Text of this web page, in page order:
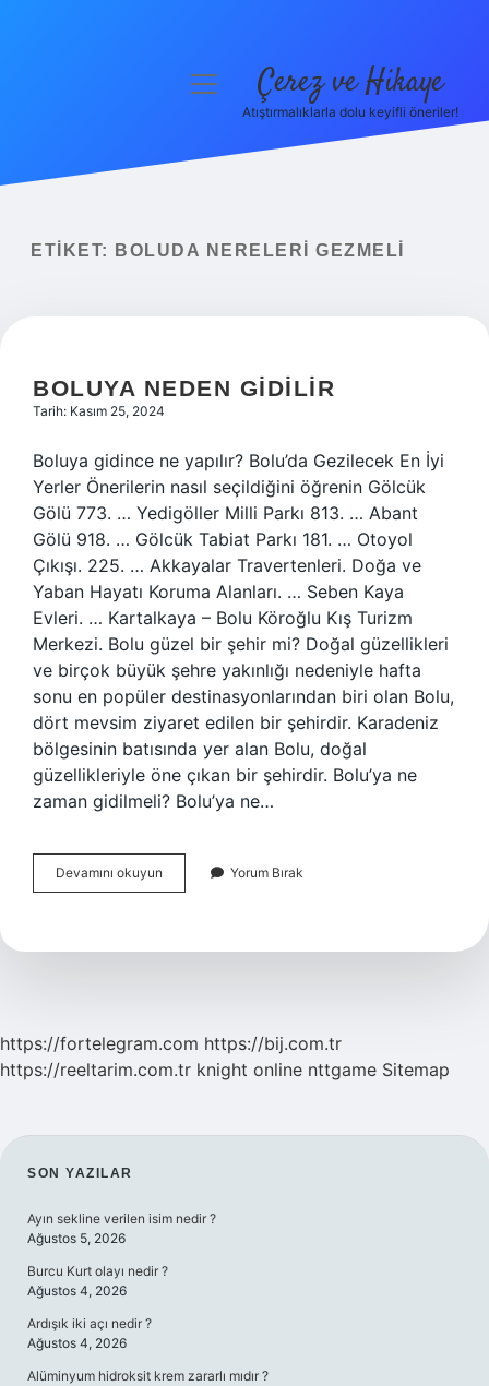
Yasal Uyarı
menüyü Çerez ve Hikaye
Atıştırmalıklarla dolu keyifli öneriler!
ETIKET: BOLUDA NERELERI GEZMELI
BOLUYA NEDEN GIDILIR
Tarih: Kasım 25, 2024
Boluya gidince ne yapılır? Bolu’da Gezilecek En İyi
Yerler Önerilerin nasıl seçildiğini öğrenin Gölcük
Gölü 773. … Yedigöller Milli Parkı 813. … Abant
Gölü 918. … Gölcük Tabiat Parkı 181. … Otoyol
Çıkışı. 225. … Akkayalar Travertenleri. Doğa ve
Yaban Hayatı Koruma Alanları. … Seben Kaya
Evleri. … Kartalkaya – Bolu Köroğlu Kış Turizm
Merkezi. Bolu güzel bir şehir mi? Doğal güzellikleri
ve birçok büyük şehre yakınlığı nedeniyle hafta
sonu en popüler destinasyonlarından biri olan Bolu,
dört mevsim ziyaret edilen bir şehirdir. Karadeniz
bölgesinin batısında yer alan Bolu, doğal
güzellikleriyle öne çıkan bir şehirdir. Bolu’ya ne
zaman gidilmeli? Bolu’ya ne…
Devamını okuyun
Neden
Yorum Bırak
https://fortelegram.com https://bij.com.tr
https://reeltarim.com.tr knight online nttgame Sitemap
SIDEBAR
SON YAZILAR
Ayın sekline verilen isim nedir ?
Ağustos 5, 2026
Burcu Kurt olayı nedir ?
Ağustos 4, 2026
Ardışık iki açı nedir ?
Ağustos 4, 2026
Alüminyum hidroksit krem zararlı mıdır ?